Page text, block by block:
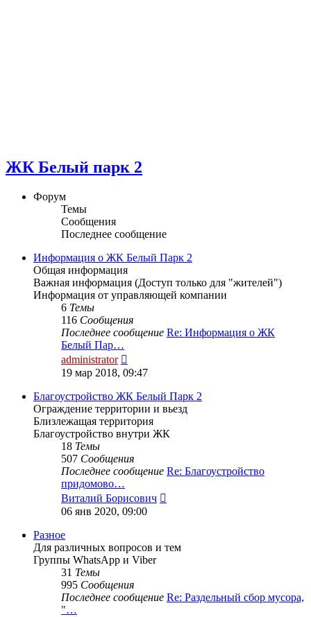
ЖК Белый парк 2
Форум
Темы
Сообщения
Последнее сообщение
Информация о ЖК Белый Парк 2
Общая информация
Важная информация (Доступ только для "жителей")
Информация от управляющей компании
6 Темы
116 Сообщения
Последнее сообщение Re: Информация о ЖК
Белый Пар…
administrator
к
сообщению
19 мар 2018, 09:47
Благоустройство ЖК Белый Парк 2
Ограждение территории и вьезд
Близлежащая территория
Благоустройство внутри ЖК
18 Темы
507 Сообщения
Последнее сообщение Re: Благоустройство
придомово…
Виталий Борисович
06 янв 2020, 09:00
Разное
Для различных вопросов и тем
Группы WhatsApp и Viber
31 Темы
995 Сообщения
Последнее сообщение Re: Раздельный сбор мусора,
"…